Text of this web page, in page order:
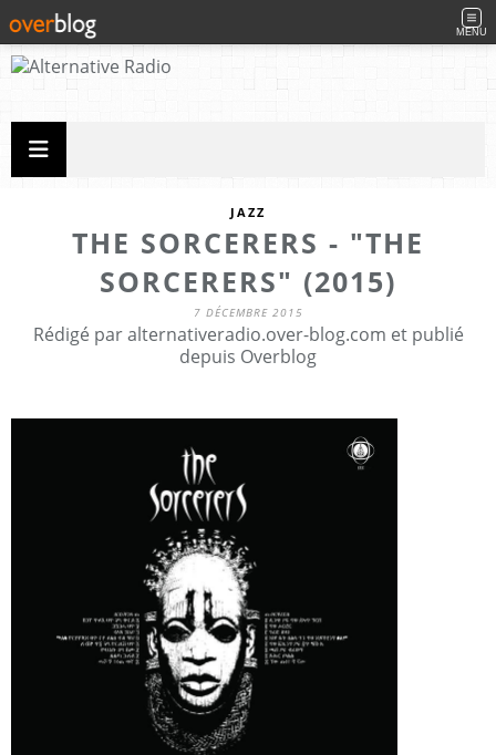
MENU
JAZZ
THE SORCERERS - "THE
SORCERERS" (2015)
7 DÉCEMBRE 2015
Rédigé par alternativeradio.over-blog.com et publié
depuis Overblog